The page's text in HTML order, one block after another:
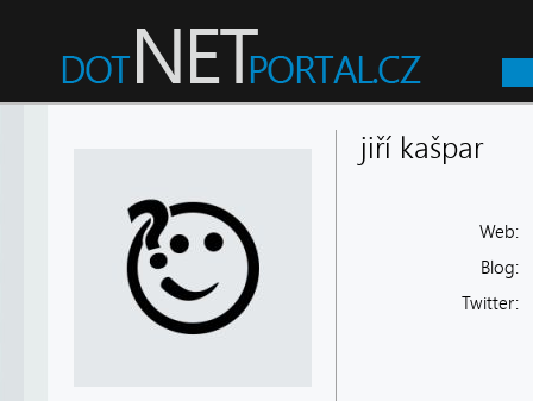
jiří kašpar
Web:
Blog:
Twitter: